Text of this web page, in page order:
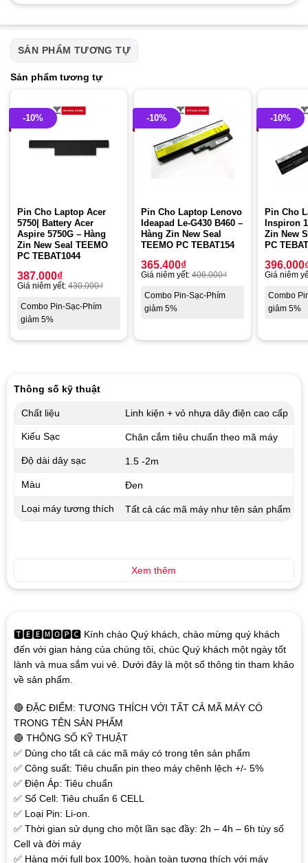
SẢN PHẨM TƯƠNG TỰ
Sản phẩm tương tự
-10%
Pin Cho Laptop Acer
5750| Battery Acer
Aspire 5750G – Hàng
Zin New Seal TEEMO
PC TEBAT1044
387.000₫
Giá niêm yết: 430.000₫
Combo Pin-Sạc-Phím
giảm 5%
-10%
Pin Cho Laptop Lenovo
Ideapad Le-G430 B460 –
Hàng Zin New Seal
TEEMO PC TEBAT154
365.400₫
Giá niêm yết: 406.000₫
Combo Pin-Sạc-Phím
giảm 5%
-10%
Pin Cho
Inspiron
Zin New
PC
396.000
Giá niêm
Combo
giảm 5%
🆃🅴🅴🅼🅾🅿🅲 Kính chào Quý khách, chào mừng quý khách
đến với gian hàng của chúng tôi, chúc Quý khách một ngày tốt
lành và mua sắm vui vẻ. Dưới đây là một số thông tin tham khảo
về sản phẩm.
🔴 ĐẶC ĐIỂM: TƯƠNG THÍCH VỚI TẤT CẢ MÃ MÁY CÓ
TRONG TÊN SẢN PHẨM
🔴 THÔNG SỐ KỸ THUẬT
✅ Dùng cho tất cả các mã máy có trong tên sản phẩm
✅ Công suất: Tiêu chuẩn pin theo máy chênh lệch +/- 5%
✅ Điện Áp: Tiêu chuẩn
✅ Số Cell: Tiêu chuẩn 6 CELL
✅ Loại Pin: Li-on.
✅ Thời gian sử dụng cho một lần sạc đầy: 2h – 4h – 6h tùy số
Cell và đời máy
✅ Hàng mới full box 100%, hoàn toàn tương thích với máy
Thông số kỹ thuật
Chất liệu Linh kiện + vỏ nhựa dây điện cao cấp
Kiểu Sạc Chân cắm tiêu chuẩn theo mã máy
Độ dài dây sạc 1.5 -2m
Màu Đen
Loại máy tương thích Tất cả các mã máy như tên sản phẩm
Xem thêm